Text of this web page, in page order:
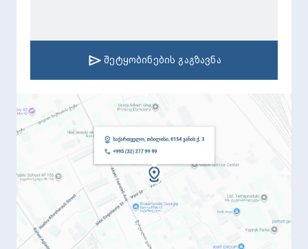
შეტყობინების გაგზავნა